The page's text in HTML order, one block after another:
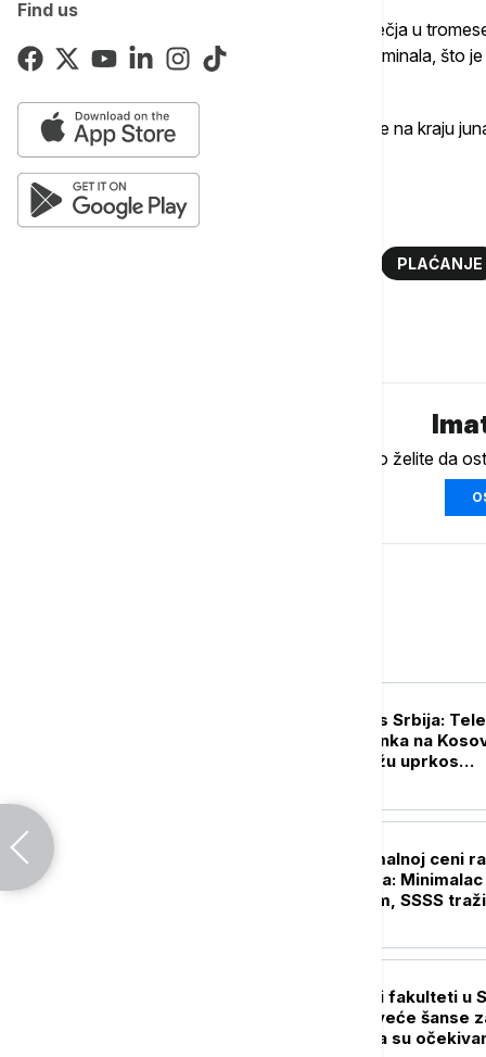
Find us
Prihvatna mreža POS terminala iz tromesečja u
mogli da plaćaju na blizu 149.000 POS terminala, što
Kada je reč o internet prodavnicama, njih je na kraju
nego u isto vreme prethodne godine.
Više o...
PLAĆANJE
Ukoliko želite da
Lučić za Euronews Srbija:
ostaje stub opstanka na
Metohiji i širi mrežu uprkos
Pregovori o minimalnoj ceni
počinju 10. avgusta:
novim povećanjem, SSSS
Koji su najtraženiji fakulteti u
Gde su danas najveće šanse
zaposlenje i kakva su